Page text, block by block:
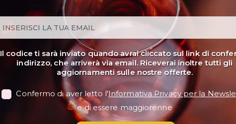
UGGIANO
Annata
Provenienza
: Toscana, Montespertoli
€ 7,90
Il codice ti sarà inviato quando avrai cliccato sul link di
indirizzo, che arriverà via email. Riceverai inoltre tutti gli
aggiornamenti sulle nostre offerte.
Confermo di aver letto l'Informativa Privacy per la
e di essere maggiorenne